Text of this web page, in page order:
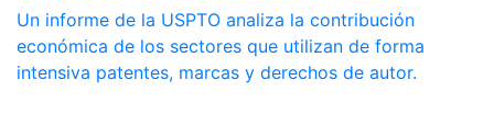
Un informe de la USPTO analiza la contribución
económica de los sectores que utilizan de forma
intensiva patentes, marcas y derechos de autor.